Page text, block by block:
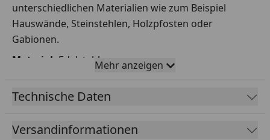
unterschiedlichen Materialien wie zum Beispiel
Hauswände, Steinstehlen, Holzpfosten oder
Gabionen.
Material: Edelstahl
: 920 mm, 1220 mm, 1520 mm, 1820
mm, 2020 mm, 2220 mm, 2420 mm
Mehr anzeigen
Technische Daten
Versandinformationen